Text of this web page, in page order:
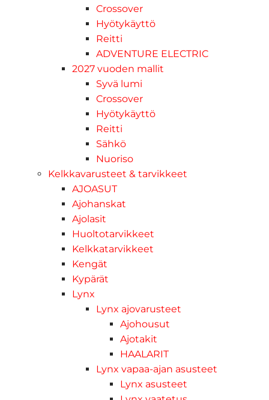
Crossover
Hyötykäyttö
Reitti
ADVENTURE ELECTRIC
2027 vuoden mallit
Syvä lumi
Crossover
Hyötykäyttö
Reitti
Sähkö
Nuoriso
Kelkkavarusteet & tarvikkeet
AJOASUT
Ajohanskat
Ajolasit
Huoltotarvikkeet
Kelkkatarvikkeet
Kengät
Kypärät
Lynx
Lynx ajovarusteet
Ajohousut
Ajotakit
HAALARIT
Lynx vapaa-ajan asusteet
Lynx asusteet